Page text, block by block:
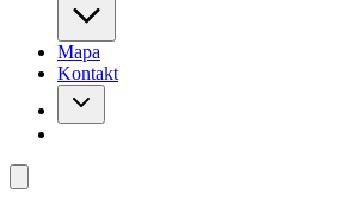
Mapa
Kontakt